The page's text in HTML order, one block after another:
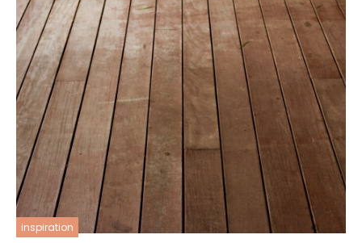
inspiration